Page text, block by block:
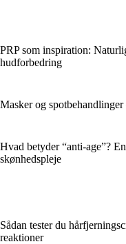
PRP som inspiration:
hudforbedring
Masker og
Hvad betyder “anti-age”?
skønhedspleje
Sådan tester du
reaktioner